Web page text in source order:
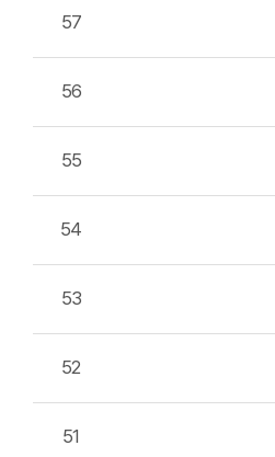
57
56
55
54
53
52
51